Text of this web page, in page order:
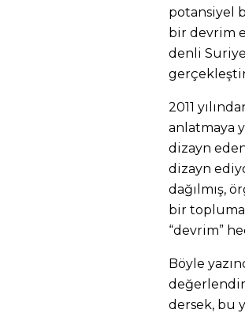
potansiyel
bir devrim
denli
2011
anlatmaya
dizayn
dizayn
dağılmış,
bir
“devrim”
Böyle
dersek, bu